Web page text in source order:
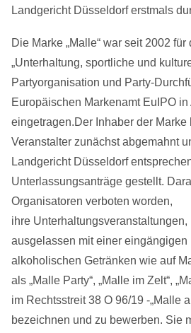
Landgericht Düsseldorf erstmals
Die Marke „Malle“ war seit 2002
„Unterhaltung, sportliche und
Partyorganisation und Party-
Europäischen Markenamt EuIPO
eingetragen.Der Inhaber der
Veranstalter zunächst abgemahnt
Landgericht Düsseldorf
Unterlassungsanträge gestellt.
Organisatoren verboten worden,
ihre Unterhaltungsveranstaltungen,
ausgelassen mit einer eingängigen
alkoholischen Getränken wie auf
als „Malle Party“, „Malle im Zelt“,
im Rechtsstreit 38 O 96/19 -„Malle
bezeichnen und zu bewerben. Sie